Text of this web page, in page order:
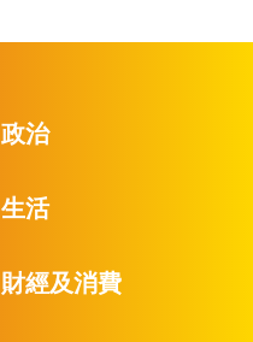
政治
生活
財經及消費